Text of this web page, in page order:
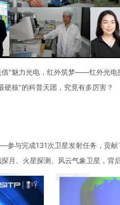
"魅力光电，红外筑梦——红外光电
硬核"的科普天团，究竟有多厉害？
参与完成131次卫星发射任务，贡
月、火星探测、风云气象卫星，背